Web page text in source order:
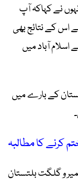
نے کہاکہ آپ
اس کے نتائج بھی
آباد میں
کے بارے میں
کرنے کا مطالبہ
و گلگت بلتستان